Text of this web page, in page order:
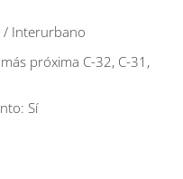
Interurbano
próxima C-32, C-31,
Sí